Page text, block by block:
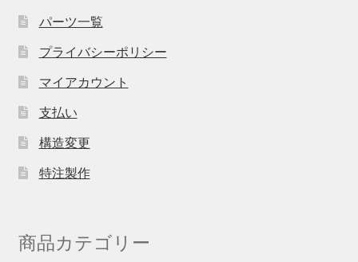
パーツ一覧
プライバシーポリシー
マイアカウント
支払い
構造変更
特注製作
商品カテゴリー